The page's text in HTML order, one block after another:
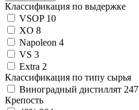
Классификация по выдержке
VSOP 10
XO 8
Napoleon 4
VS 3
Extra 2
Классификация по типу сырья
Виноградный дистиллят 247
Крепость